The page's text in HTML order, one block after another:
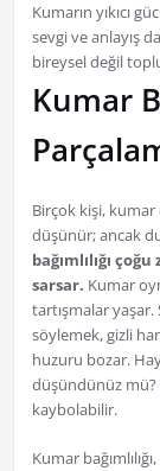
Kumarın yıkıcı
sevgi ve anlayış
bireysel değil
Kumar
Birçok kişi,
düşünür; ancak
bağımlılığı
sarsar. Kumar
tartışmalar yaşar.
söylemek, gizli
huzuru bozar.
düşündünüz mü?
kaybolabilir.
Kumar